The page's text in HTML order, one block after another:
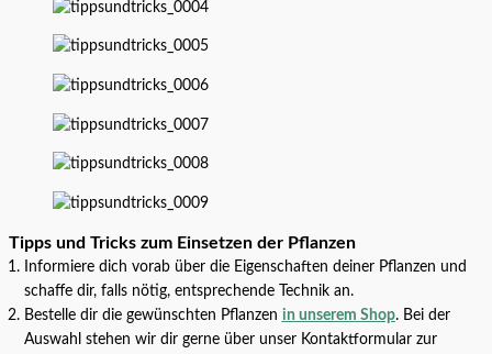
Tipps und Tricks zum Einsetzen der Pflanzen
Informiere dich vorab über die Eigenschaften deiner Pflanzen und
schaffe dir, falls nötig, entsprechende Technik an.
Bestelle dir die gewünschten Pflanzen in unserem Shop. Bei der
Auswahl stehen wir dir gerne über unser Kontaktformular zur